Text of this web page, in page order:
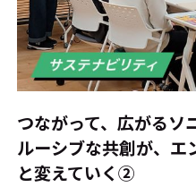
つながって、広がる――
ルーシブな共創が、エ
と変えていく②